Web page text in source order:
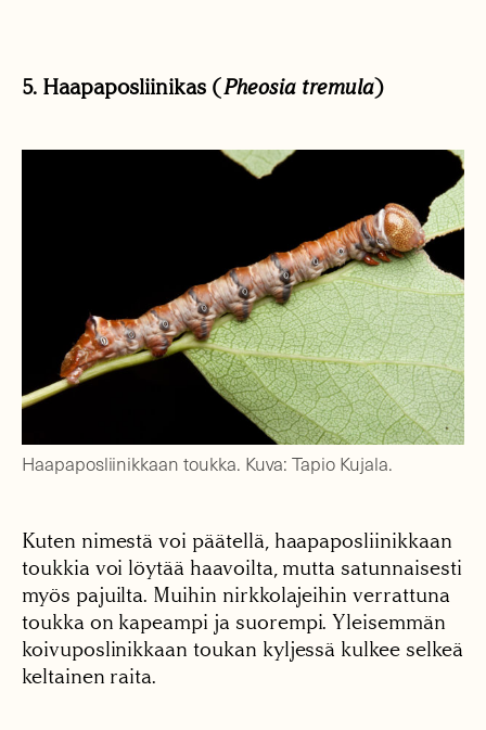
5. Haapaposliinikas (Pheosia tremula)
Haapaposliinikkaan toukka. Kuva: Tapio Kujala.
Kuten nimestä voi päätellä, haapaposliinikkaan
toukkia voi löytää haavoilta, mutta satunnaisesti
myös pajuilta. Muihin nirkkolajeihin verrattuna
toukka on kapeampi ja suorempi. Yleisemmän
koivuposlinikkaan toukan kyljessä kulkee selkeä
keltainen raita.